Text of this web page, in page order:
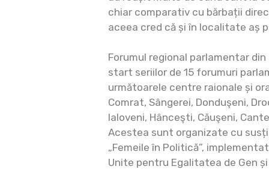
chiar comparativ cu bărbații
aceea cred că și în localitate aș
Forumul regional parlamentar
start seriilor de 15 forumuri
următoarele centre raionale și
Comrat, Sângerei, Donduşeni,
Ialoveni, Hânceşti, Căuşeni,
Acestea sunt organizate cu
„Femeile în Politică”,
Unite pentru Egalitatea de Gen